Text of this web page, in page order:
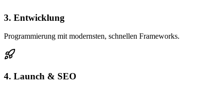
3. Entwicklung
Programmierung mit modernsten, schnellen Frameworks.
4. Launch & SEO